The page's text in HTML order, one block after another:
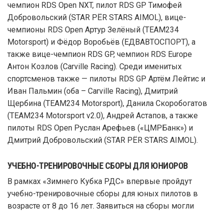
чемпион RDS Open NXT, пилот RDS GP Тимофей
Добровольский (STAR PЁR STARS AIMOL), вице-
чемпионы RDS Open Артур Зелёный (TEAM234
Motorsport) и Фёдор Воробьёв (ЕДВАВТОСПОРТ), а
также вице-чемпион RDS GP, чемпион RDS Europe
Антон Козлов (Carville Racing). Среди именитых
спортсменов также — пилоты RDS GP Артём Лейтис и
Иван Пальмин (оба – Carville Racing), Дмитрий
Щербина (TEAM234 Motorsport), Данила Скоробогатов
(TEAM234 Motorsport v2.0), Андрей Астапов, а также
пилоты RDS Open Руслан Арефьев («ЦМРБанк») и
Дмитрий Добровольский (STAR PЁR STARS AIMOL).
УЧЕБНО-ТРЕНИРОВОЧНЫЕ СБОРЫ ДЛЯ ЮНИОРОВ
В рамках «Зимнего Кубка РДС» впервые пройдут
учебно-тренировочные сборы для юных пилотов в
возрасте от 8 до 16 лет. Заявиться на сборы могли